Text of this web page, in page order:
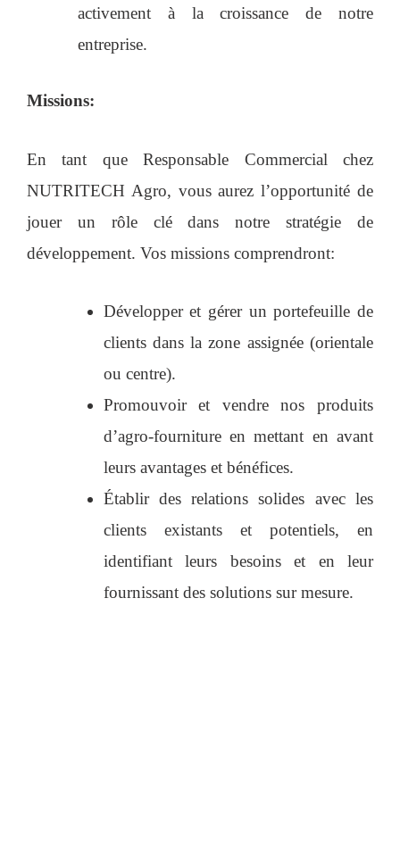
activement à la croissance de notre
entreprise.
Missions:
En tant que Responsable Commercial chez
NUTRITECH Agro, vous aurez l’opportunité de
jouer un rôle clé dans notre stratégie de
développement. Vos missions comprendront:
Développer et gérer un portefeuille de
clients dans la zone assignée (orientale
ou centre).
Promouvoir et vendre nos produits
d’agro-fourniture en mettant en avant
leurs avantages et bénéfices.
Établir des relations solides avec les
clients existants et potentiels, en
identifiant leurs besoins et en leur
fournissant des solutions sur mesure.